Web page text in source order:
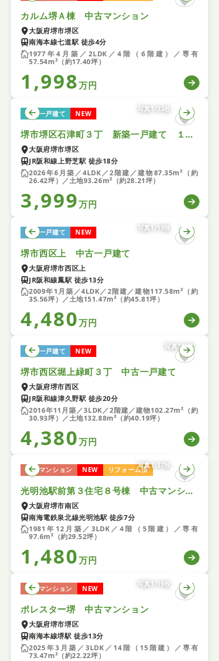
カルム堺Ａ棟 中古マンション
大阪府堺市堺区
南海本線七道駅 徒歩4分
1977年4月築／2LDK／4階（6階建）／専有
57.54m²（約17.40坪）
1,998万円
新築一戸建て NEW
写真1/33枚
堺市堺区石津町３丁 新築一戸建て １期 ２号棟
大阪府堺市堺区
JR阪和線上野芝駅 徒歩18分
2026年6月築／4LDK／2階建／建物87.35m²（約
26.42坪）／土地93.26m²（約28.21坪）
3,999万円
中古一戸建て NEW
写真1/19枚
堺市西区上 中古一戸建て
大阪府堺市西区上
JR阪和線鳳駅 徒歩13分
2009年1月築／4LDK／2階建／建物117.58m²（約
35.56坪）／土地151.47m²（約45.81坪）
4,480万円
中古一戸建て NEW
写真1/5枚
堺市西区堀上緑町３丁 中古一戸建て
大阪府堺市西区
JR阪和線津久野駅 徒歩20分
2016年11月築／3LDK／2階建／建物102.27m²（約
30.93坪）／土地132.88m²（約40.19坪）
4,380万円
中古マンション NEW リフォーム済
写真1/37枚
光明池駅前第３住宅８号棟 中古マンション
大阪府堺市南区
南海電鉄泉北線光明池駅 徒歩7分
1981年12月築／3LDK／4階（5階建）／専有
97.6m²（約29.52坪）
1,480万円
中古マンション NEW
写真1/19枚
ポレスター堺 中古マンション
大阪府堺市堺区
南海本線堺駅 徒歩13分
2025年3月築／3LDK／14階（15階建）／専有
73.47m²（約22.22坪）